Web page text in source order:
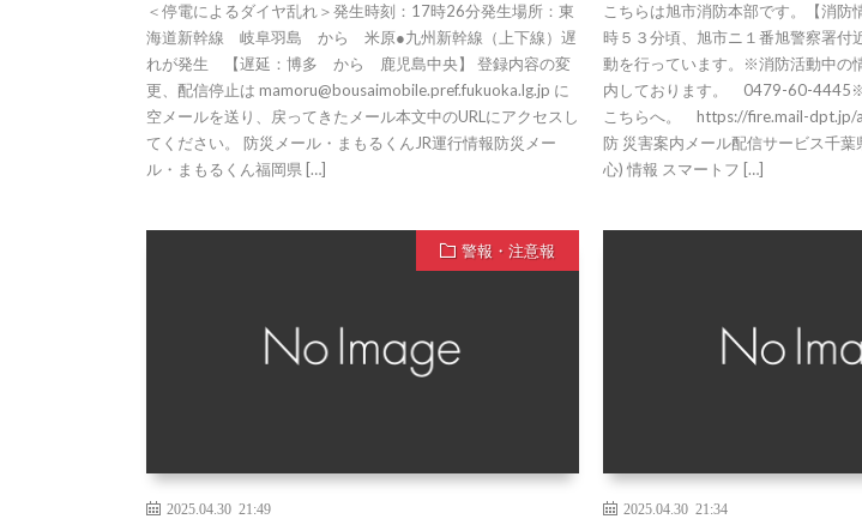
＜停電によるダイヤ乱れ＞発生時刻：17時26分発生場所：東
海道新幹線 岐阜羽島 から 米原●九州新幹線（上下線）遅
れが発生 【遅延：博多 から 鹿児島中央】 登録内容の変
更、配信停止は mamoru@bousaimobile.pref.fukuoka.lg.jp に
空メールを送り、戻ってきたメール本文中のURLにアクセスし
てください。 防災メール・まもるくんJR運行情報防災メー
ル・まもるくん福岡県 […]
こちらは旭市消防本部です。【消防
時５３分頃、旭市ニ１番旭警察署付
動を行っています。※消防活動中の
内しております。 0479-60-4445※
こちらへ。 https://fire.mail-dpt.jp/
防 災害案内メール配信サービス千
心) 情報 スマートフ […]
警報・注意報
2025.04.30 21:49 2025.04.30 21:34